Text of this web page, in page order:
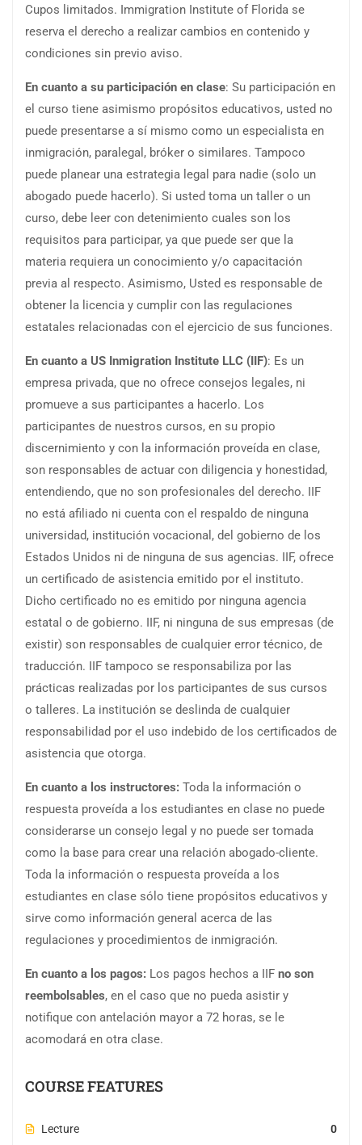
Cupos limitados. Immigration Institute of Florida se
reserva el derecho a realizar cambios en contenido y
condiciones sin previo aviso.
En cuanto a su participación en clase: Su participación en
el curso tiene asimismo propósitos educativos, usted no
puede presentarse a sí mismo como un especialista en
inmigración, paralegal, bróker o similares. Tampoco
puede planear una estrategia legal para nadie (solo un
abogado puede hacerlo). Si usted toma un taller o un
curso, debe leer con detenimiento cuales son los
requisitos para participar, ya que puede ser que la
materia requiera un conocimiento y/o capacitación
previa al respecto. Asimismo, Usted es responsable de
obtener la licencia y cumplir con las regulaciones
estatales relacionadas con el ejercicio de sus funciones.
En cuanto a US Inmigration Institute LLC (IIF): Es un
empresa privada, que no ofrece consejos legales, ni
promueve a sus participantes a hacerlo. Los
participantes de nuestros cursos, en su propio
discernimiento y con la información proveída en clase,
son responsables de actuar con diligencia y honestidad,
entendiendo, que no son profesionales del derecho. IIF
no está afiliado ni cuenta con el respaldo de ninguna
universidad, institución vocacional, del gobierno de los
Estados Unidos ni de ninguna de sus agencias. IIF, ofrece
un certificado de asistencia emitido por el instituto.
Dicho certificado no es emitido por ninguna agencia
estatal o de gobierno. IIF, ni ninguna de sus empresas (de
existir) son responsables de cualquier error técnico, de
traducción. IIF tampoco se responsabiliza por las
prácticas realizadas por los participantes de sus cursos
o talleres. La institución se deslinda de cualquier
responsabilidad por el uso indebido de los certificados de
asistencia que otorga.
En cuanto a los instructores: Toda la información o
respuesta proveída a los estudiantes en clase no puede
considerarse un consejo legal y no puede ser tomada
como la base para crear una relación abogado-cliente.
Toda la información o respuesta proveída a los
estudiantes en clase sólo tiene propósitos educativos y
sirve como información general acerca de las
regulaciones y procedimientos de inmigración.
En cuanto a los pagos: Los pagos hechos a IIF no son
reembolsables, en el caso que no pueda asistir y
notifique con antelación mayor a 72 horas, se le
acomodará en otra clase.
COURSE FEATURES
Lecture 0